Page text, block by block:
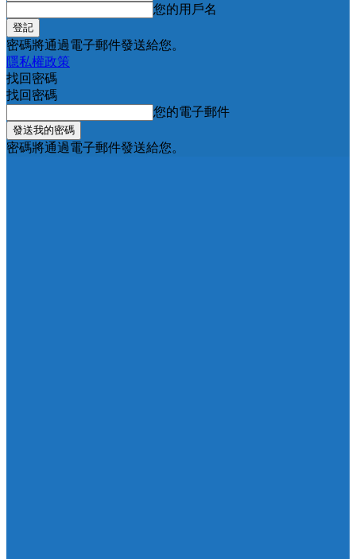
您的用戶名
密碼將通過電子郵件發送給您。
隱私權政策
找回密碼
找回密碼
您的電子郵件
密碼將通過電子郵件發送給您。